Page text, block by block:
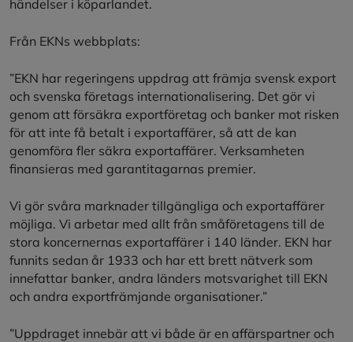
händelser i köparlandet.
Från EKNs webbplats:
”EKN har regeringens uppdrag att främja svensk export
och svenska företags internationalisering. Det gör vi
genom att försäkra exportföretag och banker mot risken
för att inte få betalt i exportaffärer, så att de kan
genomföra fler säkra exportaffärer. Verksamheten
finansieras med garantitagarnas premier.
Vi gör svåra marknader tillgängliga och exportaffärer
möjliga. Vi arbetar med allt från småföretagens till de
stora koncernernas exportaffärer i 140 länder. EKN har
funnits sedan år 1933 och har ett brett nätverk som
innefattar banker, andra länders motsvarighet till EKN
och andra exportfrämjande organisationer.”
”Uppdraget innebär att vi både är en affärspartner och